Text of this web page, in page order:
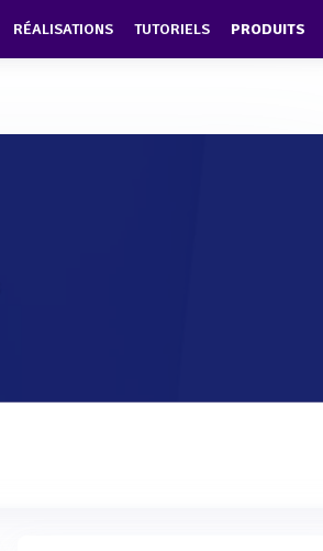
RÉALISATIONS TUTORIELS PRODUITS